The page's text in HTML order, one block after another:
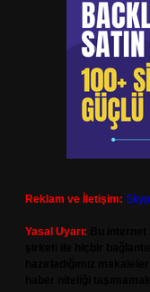
Reklam ve İletişim:
Yasal Uyarı: